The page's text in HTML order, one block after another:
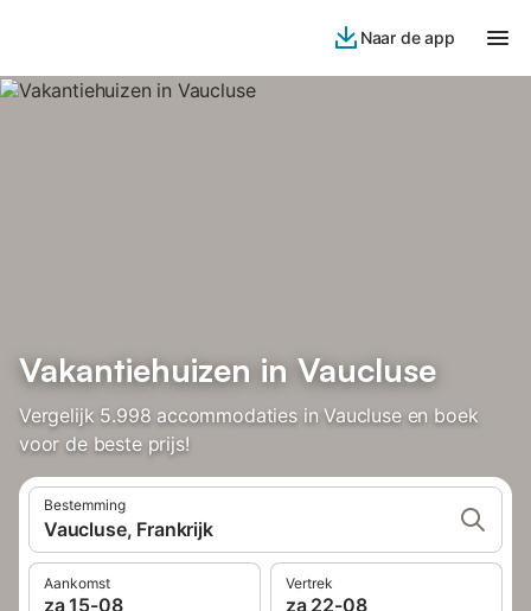
Naar de app
Vakantiehuizen in Vaucluse
Vergelijk 5.998 accommodaties in Vaucluse en boek
voor de beste prijs!
Bestemming
Vaucluse, Frankrijk
Aankomst
za 15-08
Vertrek
za 22-08